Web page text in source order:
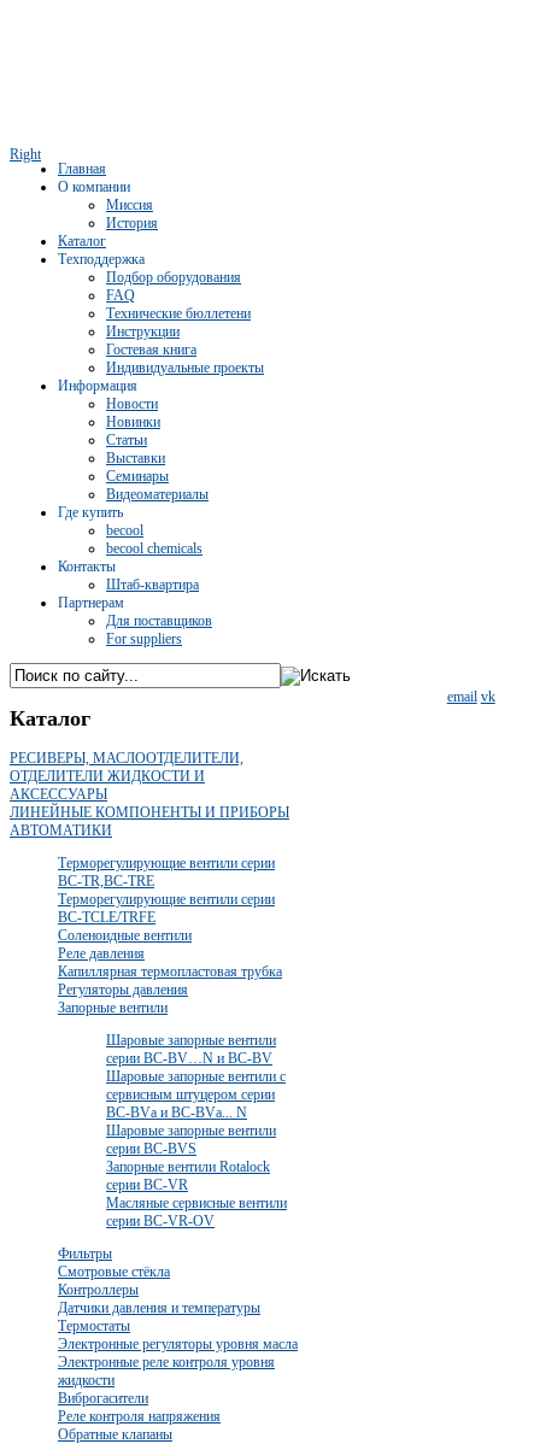
Right
Главная
О компании
Миссия
История
Каталог
Техподдержка
Подбор оборудования
FAQ
Технические бюллетени
Инструкции
Гостевая книга
Индивидуальные проекты
Информация
Новости
Новинки
Статьи
Выставки
Семинары
Видеоматериалы
Где купить
becool
becool chemicals
Контакты
Штаб-квартира
Партнерам
Для поставщиков
For suppliers
email vk
Каталог
РЕСИВЕРЫ, МАСЛООТДЕЛИТЕЛИ,
ОТДЕЛИТЕЛИ ЖИДКОСТИ И
АКСЕССУАРЫ
ЛИНЕЙНЫЕ КОМПОНЕНТЫ И ПРИБОРЫ
АВТОМАТИКИ
Терморегулирующие вентили серии
BC-TR,BC-TRE
Терморегулирующие вентили серии
BC-TCLE/TRFE
Соленоидные вентили
Реле давления
Капиллярная термопластовая трубка
Регуляторы давления
Запорные вентили
Шаровые запорные вентили
серии BC-BV…N и BC-BV
Шаровые запорные вентили с
сервисным штуцером серии
BC-BVа и BC-BVа... N
Шаровые запорные вентили
серии BC-BVS
Запорные вентили Rotalock
серии BC-VR
Масляные сервисные вентили
серии BC-VR-OV
Фильтры
Смотровые стёкла
Контроллеры
Датчики давления и температуры
Термостаты
Электронные регуляторы уровня масла
Электронные реле контроля уровня
жидкости
Виброгасители
Реле контроля напряжения
Обратные клапаны